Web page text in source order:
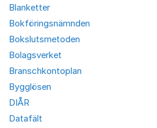
Blanketter
Bokföringsnämnden
Bokslutsmetoden
Bolagsverket
Branschkontoplan
Bygglösen
DIÅR
Datafält